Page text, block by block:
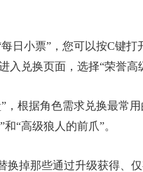
日小票”，您可以按C键
入兑换页面，选择“荣誉高
，根据角色需求兑换最常
“高级狼人的前爪”。
换掉那些通过升级获得、
小姐”是什么梗？撞